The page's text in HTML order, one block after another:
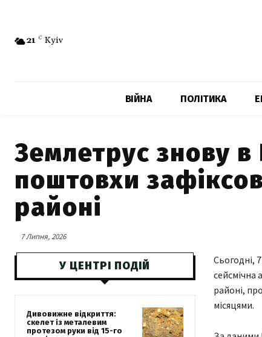
21 C Kyiv
ВІЙНА ПОЛІТИКА
Землетрус знову в
поштовхи
районі
7 Липня, 2026
У ЦЕНТРІ ПОДІЙ
Дивовижне відкриття:
скелет із металевим
протезом руки від 15-го
Сьогодні,
сейсмічна
районі,
місяцями.